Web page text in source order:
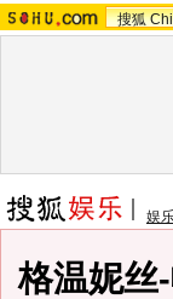
搜狐
娱
格温妮丝